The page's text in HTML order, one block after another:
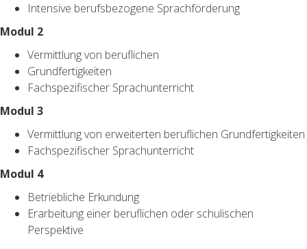
Intensive berufsbezogene Sprachförderung
Modul 2
Vermittlung von beruflichen
Grundfertigkeiten
Fachspezifischer Sprachunterricht
Modul 3
Vermittlung von erweiterten beruflichen Grundfertigkeiten
Fachspezifischer Sprachunterricht
Modul 4
Betriebliche Erkundung
Erarbeitung einer beruflichen oder schulischen
Perspektive